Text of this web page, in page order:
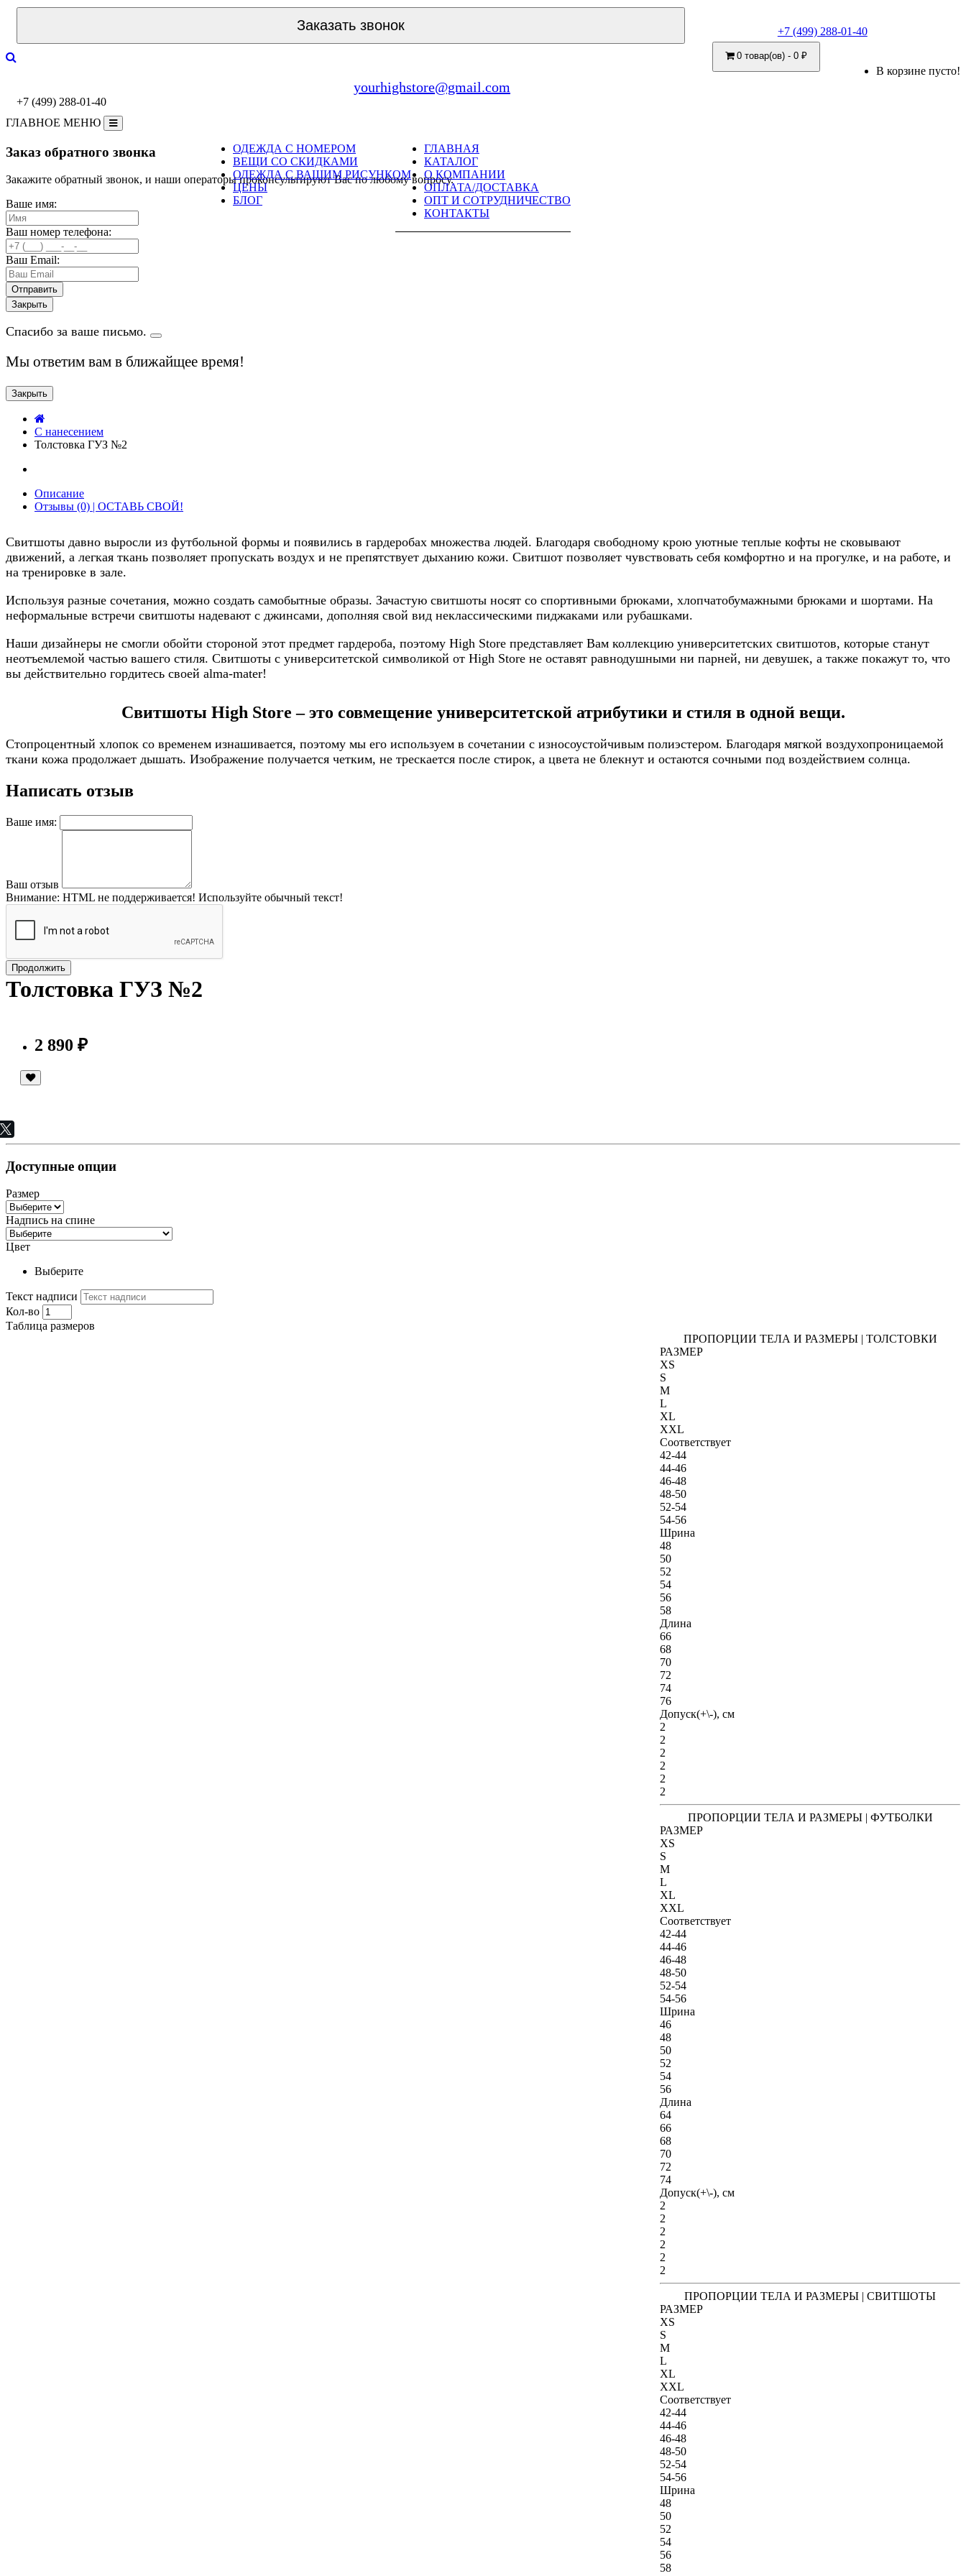
Заказать звонок +7 (499) 288-01-40
0 товар(ов) - 0 ₽
В корзине пусто!
yourhighstore@gmail.com
+7 (499) 288-01-40
ГЛАВНОЕ МЕНЮ
ГЛАВНАЯ
КАТАЛОГ
О КОМПАНИИ
ОПЛАТА/ДОСТАВКА
ОПТ И СОТРУДНИЧЕСТВО
КОНТАКТЫ
ОДЕЖДА С НОМЕРОМ
ВЕЩИ СО СКИДКАМИ
ОДЕЖДА С ВАШИМ РИСУНКОМ
ЦЕНЫ
БЛОГ
Заказ обратного звонка
Закажите обратный звонок, и наши операторы проконсультируют Вас по любому вопросу.
Ваше имя:
Ваш номер телефона:
Ваш Email:
Закрыть
Спасибо за ваше письмо.
Мы ответим вам в ближайщее время!
Закрыть
C нанесением
Толстовка ГУЗ №2
Описание
Отзывы (0) | ОСТАВЬ СВОЙ!
Свитшоты давно выросли из футбольной формы и появились в гардеробах множества людей. Благодаря свободному крою уютные теплые кофты не сковывают
движений, а легкая ткань позволяет пропускать воздух и не препятствует дыханию кожи. Свитшот позволяет чувствовать себя комфортно и на прогулке, и на работе, и
на тренировке в зале.
Используя разные сочетания, можно создать самобытные образы. Зачастую свитшоты носят со спортивными брюками, хлопчатобумажными брюками и шортами. На
неформальные встречи свитшоты надевают с джинсами, дополняя свой вид неклассическими пиджаками или рубашками.
Наши дизайнеры не смогли обойти стороной этот предмет гардероба, поэтому High Store представляет Вам коллекцию университетских свитшотов, которые станут
неотъемлемой частью вашего стиля. Свитшоты с университетской символикой от High Store не оставят равнодушными ни парней, ни девушек, а также покажут то, что
вы действительно гордитесь своей alma-mater!
Свитшоты High Store – это совмещение университетской атрибутики и стиля в одной вещи.
Стопроцентный хлопок со временем изнашивается, поэтому мы его используем в сочетании с износоустойчивым полиэстером. Благодаря мягкой воздухопроницаемой
ткани кожа продолжает дышать. Изображение получается четким, не трескается после стирок, а цвета не блекнут и остаются сочными под воздействием солнца.
Написать отзыв
Ваше имя:
Ваш отзыв
Внимание: HTML не поддерживается! Используйте обычный текст!
Продолжить
Толстовка ГУЗ №2
2 890 ₽
Доступные опции
Размер
Надпись на спине
Цвет
Выберите
Текст надписи
Кол-во
Таблица размеров
ПРОПОРЦИИ ТЕЛА И РАЗМЕРЫ | ТОЛСТОВКИ
РАЗМЕР
XS
S
M
L
XL
XXL
Соответствует
42-44
44-46
46-48
48-50
52-54
54-56
Шрина
48
50
52
54
56
58
Длина
66
68
70
72
74
76
Допуск(+\-), см
2
2
2
2
2
2
ПРОПОРЦИИ ТЕЛА И РАЗМЕРЫ | ФУТБОЛКИ
РАЗМЕР
XS
S
M
L
XL
XXL
Соответствует
42-44
44-46
46-48
48-50
52-54
54-56
Шрина
46
48
50
52
54
56
Длина
64
66
68
70
72
74
Допуск(+\-), см
2
2
2
2
2
2
ПРОПОРЦИИ ТЕЛА И РАЗМЕРЫ | СВИТШОТЫ
РАЗМЕР
XS
S
M
L
XL
XXL
Соответствует
42-44
44-46
46-48
48-50
52-54
54-56
Шрина
48
50
52
54
56
58